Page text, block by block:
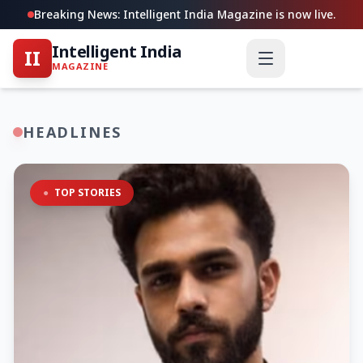
Breaking News: Intelligent India Magazine is now live.
II Intelligent India
MAGAZINE
HEADLINES
● TOP STORIES